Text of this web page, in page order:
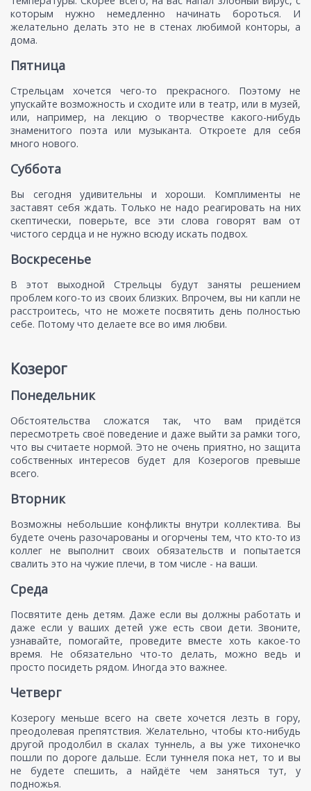
которым нужно немедленно начинать бороться. И
желательно делать это не в стенах любимой конторы, а
дома.
Пятница
Стрельцам хочется чего-то прекрасного. Поэтому не
упускайте возможность и сходите или в театр, или в музей,
или, например, на лекцию о творчестве какого-нибудь
знаменитого поэта или музыканта. Откроете для себя
много нового.
Суббота
Вы сегодня удивительны и хороши. Комплименты не
заставят себя ждать. Только не надо реагировать на них
скептически, поверьте, все эти слова говорят вам от
чистого сердца и не нужно всюду искать подвох.
Воскресенье
В этот выходной Стрельцы будут заняты решением
проблем кого-то из своих близких. Впрочем, вы ни капли не
расстроитесь, что не можете посвятить день полностью
себе. Потому что делаете все во имя любви.
Козерог
Понедельник
Обстоятельства сложатся так, что вам придётся
пересмотреть своё поведение и даже выйти за рамки того,
что вы считаете нормой. Это не очень приятно, но защита
собственных интересов будет для Козерогов превыше
всего.
Вторник
Возможны небольшие конфликты внутри коллектива. Вы
будете очень разочарованы и огорчены тем, что кто-то из
коллег не выполнит своих обязательств и попытается
свалить это на чужие плечи, в том числе - на ваши.
Среда
Посвятите день детям. Даже если вы должны работать и
даже если у ваших детей уже есть свои дети. Звоните,
узнавайте, помогайте, проведите вместе хоть какое-то
время. Не обязательно что-то делать, можно ведь и
просто посидеть рядом. Иногда это важнее.
Четверг
Козерогу меньше всего на свете хочется лезть в гору,
преодолевая препятствия. Желательно, чтобы кто-нибудь
другой продолбил в скалах туннель, а вы уже тихонечко
пошли по дороге дальше. Если туннеля пока нет, то и вы
не будете спешить, а найдёте чем заняться тут, у
подножья.